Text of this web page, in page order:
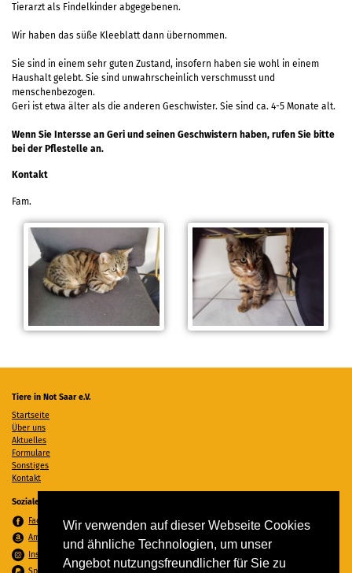
Wir verwenden auf dieser Webseite Cookies
und ähnliche Technologien, um unser
Angebot nutzungsfreundlicher für Sie zu
Tierarzt als Findelkinder abgegebenen.
Wir haben das süße Kleeblatt dann übernommen.
Sie sind in einem sehr guten Zustand, insofern haben sie wohl in einem
Haushalt gelebt. Sie sind unwahrscheinlich verschmusst und
menschenbezogen.
Geri ist etwa älter als die anderen Geschwister. Sie sind ca. 4-5 Monate alt.
Wenn Sie Intersse an Geri und seinen Geschwistern haben, rufen Sie bitte
bei der Pflestelle an.
Kontakt
Fam.
Tiere in Not Saar e.V.
Startseite
Über uns
Aktuelles
Formulare
Sonstiges
Kontakt
Soziale Medien
Facebook
Amazon Wunschzettel
Instagram